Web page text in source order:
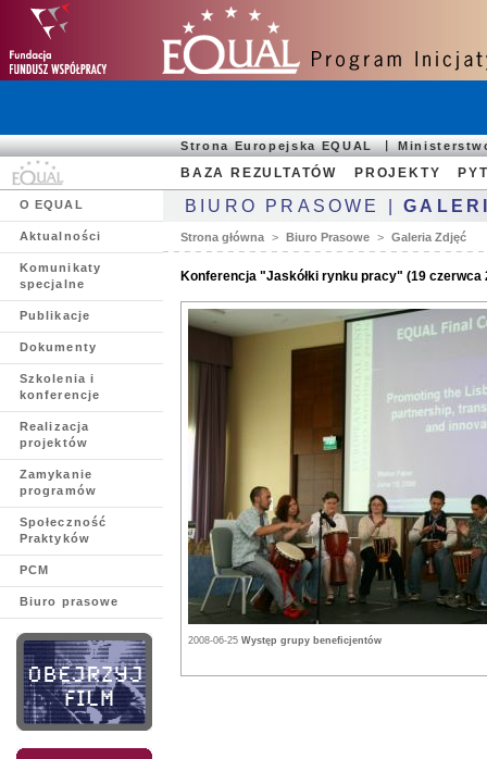
Strona Europejska EQUAL
BAZA REZULTATÓW PROJEKTY
O EQUAL
Aktualności
Komunikaty
specjalne
Publikacje
Dokumenty
Szkolenia i
konferencje
Realizacja
projektów
Zamykanie
programów
Społeczność
Praktyków
PCM
Biuro prasowe
BIURO PRASOWE |
Strona główna > Biuro Prasowe > Galeria Zdjęć
Konferencja "Jaskółki rynku pracy" (19 czerwca
2008-06-25 Występ grupy beneficjentów